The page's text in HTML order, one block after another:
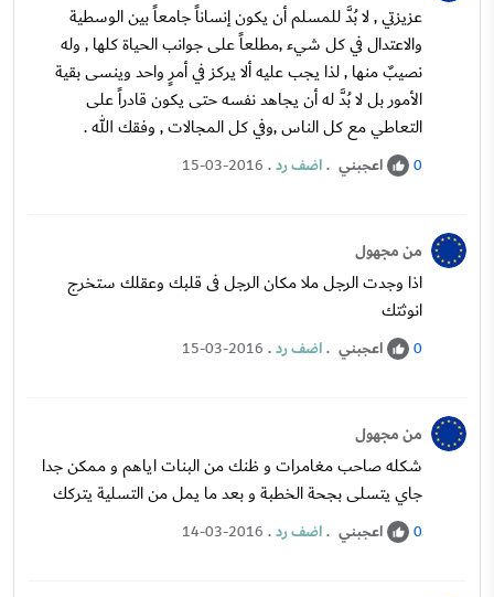
عزيزتي , لا بُدَّ للمسلم أن يكون إنساناً جامعاً بين الوسطية
والاعتدال في كل شيء ,مطلعاً على جوانب الحياة كلها , وله
نصيبٌ منها , لذا يجب عليه ألا يركز في أمرٍ واحد وينسى بقية
الأمور بل لا بُدَّ له أن يجاهد نفسه حتى يكون قادراً على
التعاطي مع كل الناس ,وفي كل المجالات , وفقك الله .
0 اعجبني .اضف رد.
15-03-2016
من مجهول
اذا وجدت الرجل ملا مكان الرجل فى قلبك وعقلك ستخرج
انوثتك
0 اعجبني .اضف رد.
15-03-2016
من مجهول
شكله صاحب مغامرات و ظنك من البنات اياهم و ممكن جدا
جاي يتسلى بجحة الخطبة و بعد ما يمل من التسلية يتركك
0 اعجبني .اضف رد.
14-03-2016